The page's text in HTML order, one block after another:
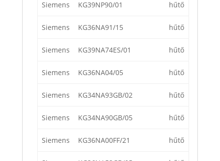
Siemens KG39NP90/01 hűtő
Siemens KG36NA91/15 hűtő
Siemens KG39NA74ES/01 hűtő
Siemens KG36NA04/05 hűtő
Siemens KG34NA93GB/02 hűtő
Siemens KG34NA90GB/05 hűtő
Siemens KG36NA00FF/21 hűtő